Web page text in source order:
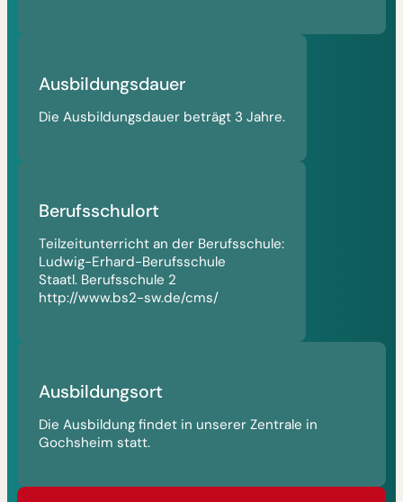
Ausbildungsdauer
Die Ausbildungsdauer beträgt 3 Jahre.
Berufsschulort
Teilzeitunterricht an der Berufsschule:
Ludwig-Erhard-Berufsschule
Staatl. Berufsschule 2
http://www.bs2-sw.de/cms/
Ausbildungsort
Die Ausbildung findet in unserer Zentrale in
Gochsheim statt.